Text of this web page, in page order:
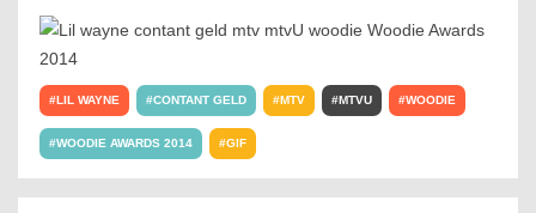
LIL WAYNE CONTANT GELD MTV MTVU WOODIE
WOODIE AWARDS 2014 GIF